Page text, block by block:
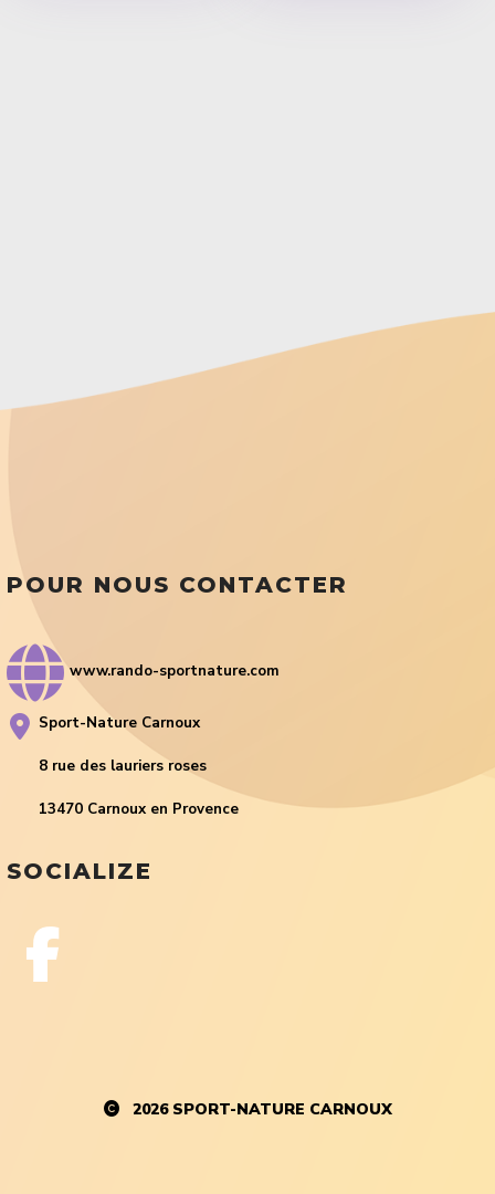
POUR NOUS CONTACTER
www.rando-sportnature.com
Sport-Nature Carnoux
8 rue des lauriers roses
13470 Carnoux en Provence
SOCIALIZE
2026 SPORT-NATURE CARNOUX